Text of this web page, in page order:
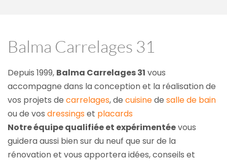
Balma Carrelages 31
Depuis 1999, Balma Carrelages 31 vous
accompagne dans la conception et la réalisation de
vos projets de carrelages, de cuisine de salle de bain
ou de vos dressings et placards
Notre équipe qualifiée et expérimentée vous
guidera aussi bien sur du neuf que sur de la
rénovation et vous apportera idées, conseils et